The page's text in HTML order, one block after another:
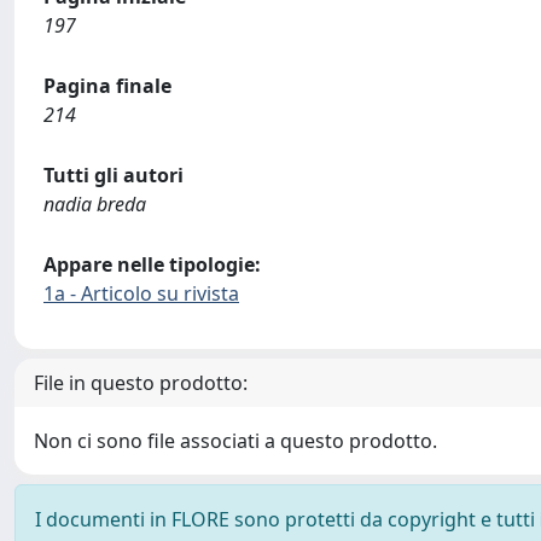
197
Pagina finale
214
Tutti gli autori
nadia breda
Appare nelle tipologie:
1a - Articolo su rivista
File in questo prodotto:
Non ci sono file associati a questo prodotto.
I documenti in FLORE sono protetti da copyright e